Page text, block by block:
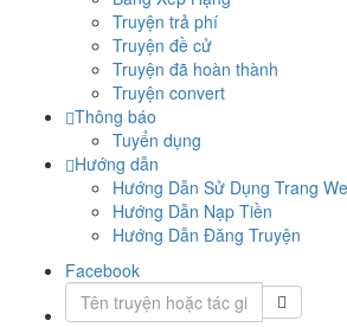
Truyện trả phí
Truyện đề cử
Truyện đã hoàn thành
Truyện convert
Thông báo
Tuyển dụng
Hướng dẫn
Hướng Dẫn Sử Dụng Trang
Hướng Dẫn Nạp Tiền
Hướng Dẫn Đăng Truyện
Facebook